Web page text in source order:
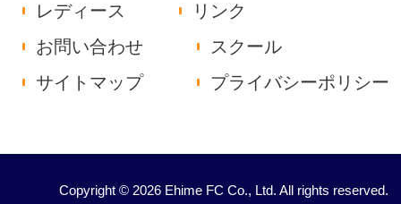
レディース
リンク
お問い合わせ
スクール
サイトマップ
プライバシーポリシー
Copyright © 2026 Ehime FC Co., Ltd. All rights reserved.